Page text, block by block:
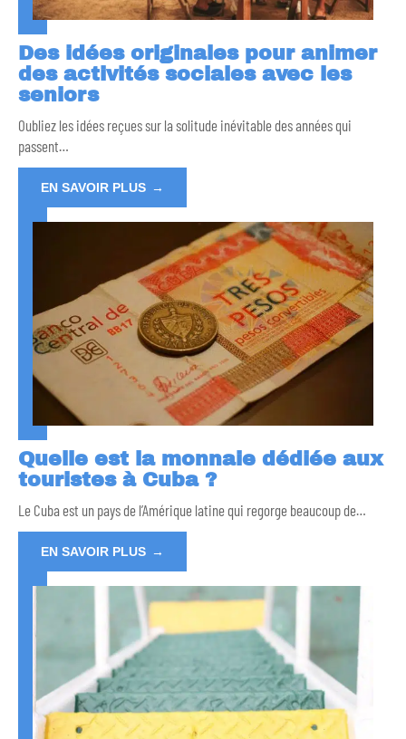
Des idées originales pour animer
des activités sociales avec les
seniors
Oubliez les idées reçues sur la solitude inévitable des années qui
passent…
EN SAVOIR PLUS
Quelle est la monnaie dédiée aux
touristes à Cuba ?
Le Cuba est un pays de l’Amérique latine qui regorge beaucoup de…
EN SAVOIR PLUS